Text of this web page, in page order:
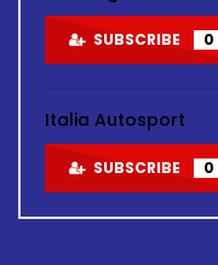
SUBSCRIBE 0
Italia Autosport
SUBSCRIBE 0